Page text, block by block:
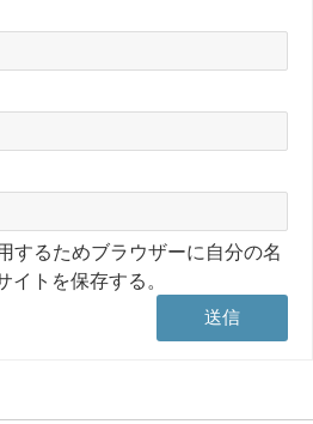
するためブラウザーに自分の名
イトを保存する。